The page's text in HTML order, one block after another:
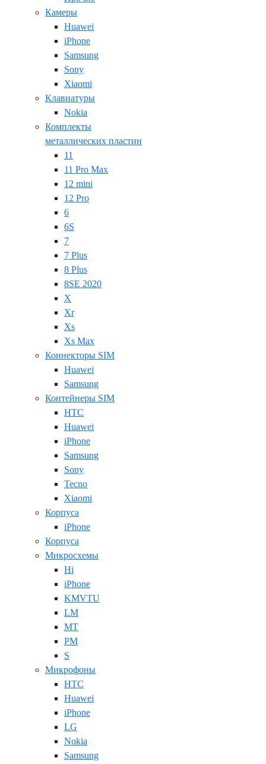
Камеры
Huawei
iPhone
Samsung
Sony
Xiaomi
Клавиатуры
Nokia
Комплекты
металлических пластин
11
11 Pro Max
12 mini
12 Pro
6
6S
7
7 Plus
8 Plus
8SE 2020
X
Xr
Xs
Xs Max
Коннекторы SIM
Huawei
Samsung
Контейнеры SIM
HTC
Huawei
iPhone
Samsung
Sony
Tecno
Xiaomi
Корпуса
iPhone
Корпуса
Микросхемы
Hi
iPhone
KMVTU
LM
MT
PM
S
Микрофоны
HTC
Huawei
iPhone
LG
Nokia
Samsung